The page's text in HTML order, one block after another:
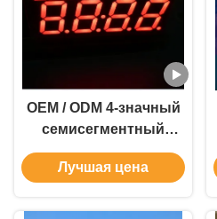
OEM / ODM 4-значный
семисегментный
дисплей с
микросхемой CMOS
Лучшая цена